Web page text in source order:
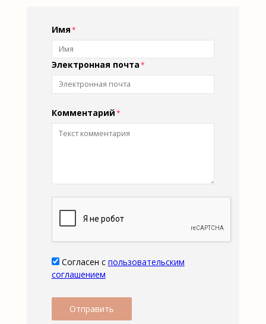
Имя
Электронная почта
Комментарий
Согласен с пользовательским
соглашением